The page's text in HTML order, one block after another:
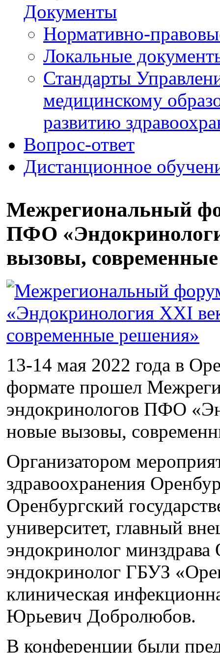
Документы
Нормативно-
Локальные
Стандарты
медицинскому
развитию
Вопрос-ответ
Дистанционное
Межрегиональный
ПФО
вызовы,
13-14 мая 2022 года в
формате прошел
эндокринологов ПФО
новые вызовы,
Организатором
здравоохранения
Оренбургский
университет, главный
эндокринолог минздрава
эндокринолог ГБУЗ
клиническая
Юрьевич Добролюбов.
В конференции были